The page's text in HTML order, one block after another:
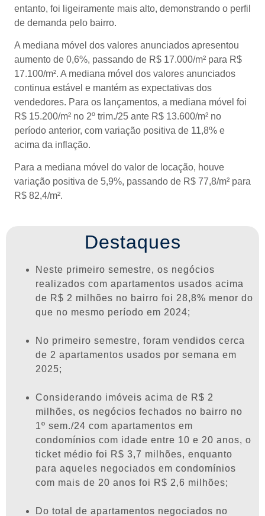
entanto, foi ligeiramente mais alto, demonstrando o perfil
de demanda pelo bairro.
A mediana móvel dos valores anunciados apresentou
aumento de 0,6%, passando de R$ 17.000/m² para R$
17.100/m². A mediana móvel dos valores anunciados
continua estável e mantém as expectativas dos
vendedores. Para os lançamentos, a mediana móvel foi
R$ 15.200/m² no 2º trim./25 ante R$ 13.600/m² no
período anterior, com variação positiva de 11,8% e
acima da inflação.
Para a mediana móvel do valor de locação, houve
variação positiva de 5,9%, passando de R$ 77,8/m² para
R$ 82,4/m².
Destaques
Neste primeiro semestre, os negócios
realizados com apartamentos usados acima
de R$ 2 milhões no bairro foi 28,8% menor do
que no mesmo período em 2024;
No primeiro semestre, foram vendidos cerca
de 2 apartamentos usados por semana em
2025;
Considerando imóveis acima de R$ 2
milhões, os negócios fechados no bairro no
1º sem./24 com apartamentos em
condomínios com idade entre 10 e 20 anos, o
ticket médio foi R$ 3,7 milhões, enquanto
para aqueles negociados em condomínios
com mais de 20 anos foi R$ 2,6 milhões;
Do total de apartamentos negociados no